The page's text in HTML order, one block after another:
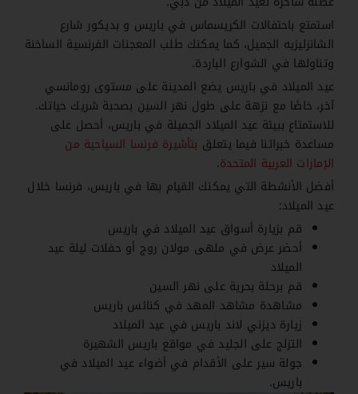
استمتع باحتفالات الكريسماس في باريس​ و بديكور شارع
الشانزليزيه الجميل، كما يمكنك طلب المعجنات الفرنسية الساخنة
وتناولها في الشوارع الباردة.
عيد الميلاد في باريس يضع المدينة على مستوى رومانسي
آخر، خاصًا مع نزهة على طول نهر السين بصحبة شريك حياتك.
للاستمتاع ببيئة عيد الميلاد الجميلة في باريس، أحصل على
مساعدة خبرائنا فيما يتعلق بتأشيرة فرنسا السياحية من
الإمارات العربية المتحدة.
أفضل الأنشطة التي يمكنك القيام بها في باريس، فرنسا خلال
عيد الميلاد:
قم بزيارة أسواق عيد الميلاد في باريس
أحضر عرض في ملهى مولان روج أو حفلات ليلة عيد
الميلاد
قم برحلة بحرية على نهر السين
مشاهدة مشاهد المهد في كنائس باريس
زيارة ديزني لاند باريس في عيد الميلاد
التزلج على الجليد في مواقع باريس الشهيرة
جولة سير على الأقدام في أضواء عيد الميلاد في
باريس.